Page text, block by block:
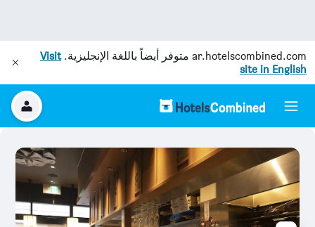
ar.hotelscombined.com متوفر أيضاً باللغة الإنجليزية.Visit
site in English